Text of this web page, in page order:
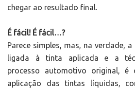
chegar ao resultado final.
É fácil! É fácil…?
Parece simples, mas, na verdade,
ligada à tinta aplicada e a
processo automotivo original,
aplicação das tintas líquidas,